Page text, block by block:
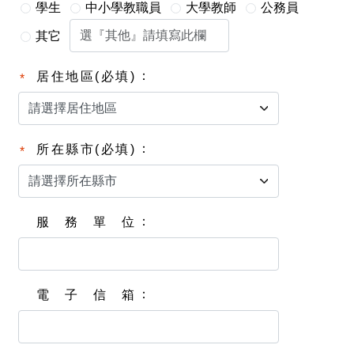
學生 中小學教職員 大學教師 公務員
其它
居住地區(必填)
所在縣市(必填)
服務單位
電子信箱